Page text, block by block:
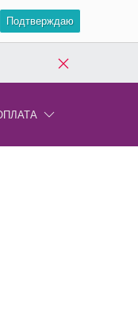
Подтверждаю